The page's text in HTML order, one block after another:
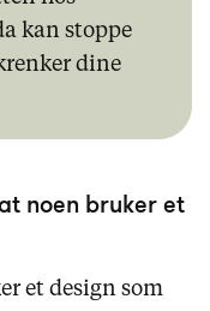
kan stoppe
dine
noen bruker et
et design som